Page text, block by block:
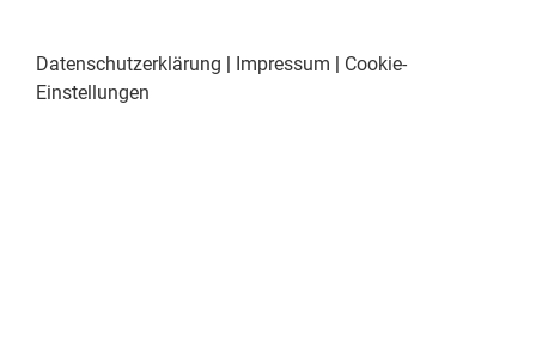
Datenschutzerklärung | Impressum | Cookie-
Einstellungen